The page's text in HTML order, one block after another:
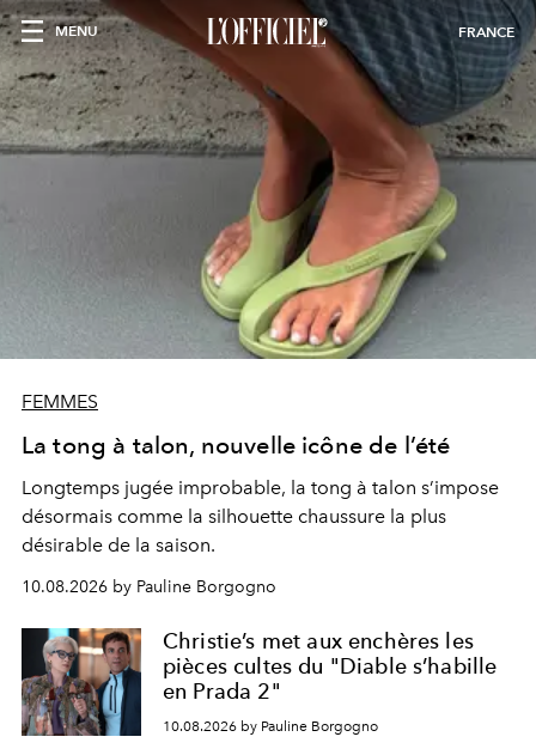
MENU FRANCE
FEMMES
La tong à talon, nouvelle icône de l’été
Longtemps jugée improbable, la tong à talon s’impose
désormais comme la silhouette chaussure la plus
désirable de la saison.
10.08.2026 by Pauline Borgogno
Christie’s met aux enchères les
pièces cultes du "Diable s’habille
en Prada 2"
10.08.2026 by Pauline Borgogno